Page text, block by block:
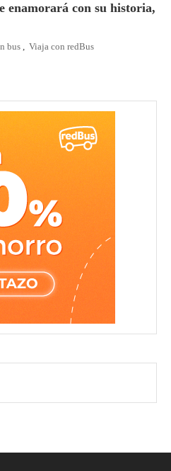
enamorará con su historia,
bus , Viaja con redBus